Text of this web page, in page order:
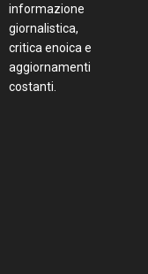
informazione
giornalistica,
critica enoica e
aggiornamenti
costanti.